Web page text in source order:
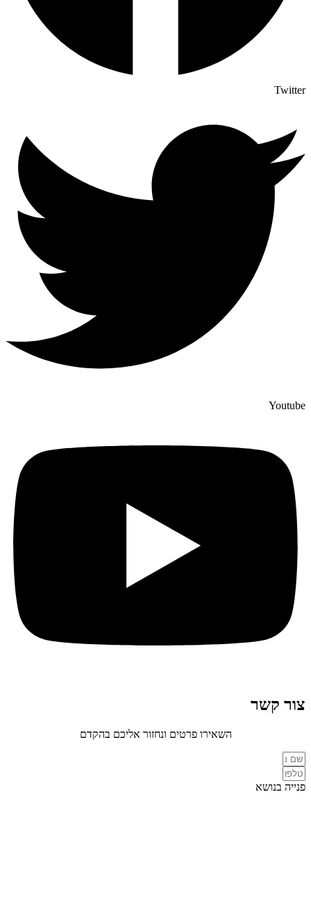
Twitter
Youtube
צור קשר
השאירו פרטים ונחזור אליכם בהקדם
פנייה בנושא